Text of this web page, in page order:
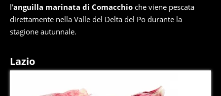
l'anguilla marinata di Comacchio che viene pescata
direttamente nella Valle del Delta del Po durante la
stagione autunnale.
Lazio